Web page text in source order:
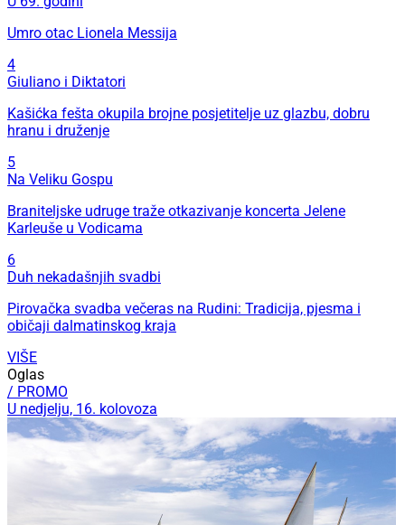
Umro otac Lionela Messija
4
Giuliano i Diktatori
Kašićka fešta okupila brojne posjetitelje uz glazbu, dobru
hranu i druženje
5
Na Veliku Gospu
Braniteljske udruge traže otkazivanje koncerta Jelene
Karleuše u Vodicama
6
Duh nekadašnjih svadbi
Pirovačka svadba večeras na Rudini: Tradicija, pjesma i
običaji dalmatinskog kraja
VIŠE
Oglas
/ PROMO
U nedjelju, 16. kolovoza